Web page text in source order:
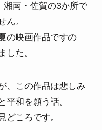
湘南・佐賀の3か所で
ん。
の映画作品ですの
した。
、この作品は悲しみ
平和を願う話。
どころです。